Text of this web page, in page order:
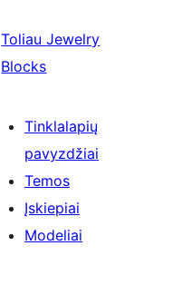
Toliau Jewelry
Blocks
Tinklalapių
pavyzdžiai
Temos
Įskiepiai
Modeliai